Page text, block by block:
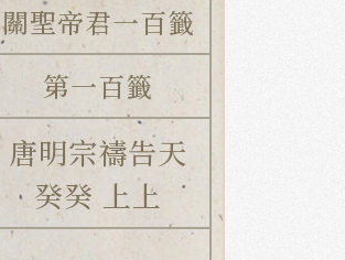
關聖帝君一百籤
第一百籤
唐明宗禱告天
癸癸 上上